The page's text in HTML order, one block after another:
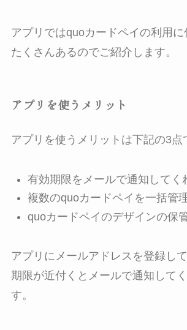
アプリではquoカードペイの利用
たくさんあるのでご紹介します。
アプリを使うメリット
アプリを使うメリットは下記の3点
有効期限をメールで通知してく
複数のquoカードペイを一括管
quoカードペイのデザインの保
アプリにメールアドレスを登録し
期限が近付くとメールで通知して
す。